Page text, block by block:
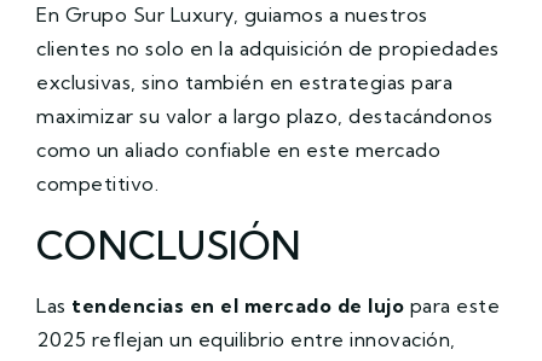
En Grupo Sur Luxury, guiamos a nuestros
clientes no solo en la adquisición de propiedades
exclusivas, sino también en estrategias para
maximizar su valor a largo plazo, destacándonos
como un aliado confiable en este mercado
competitivo.
CONCLUSIÓN
Las tendencias en el mercado de lujo para este
2025 reflejan un equilibrio entre innovación,